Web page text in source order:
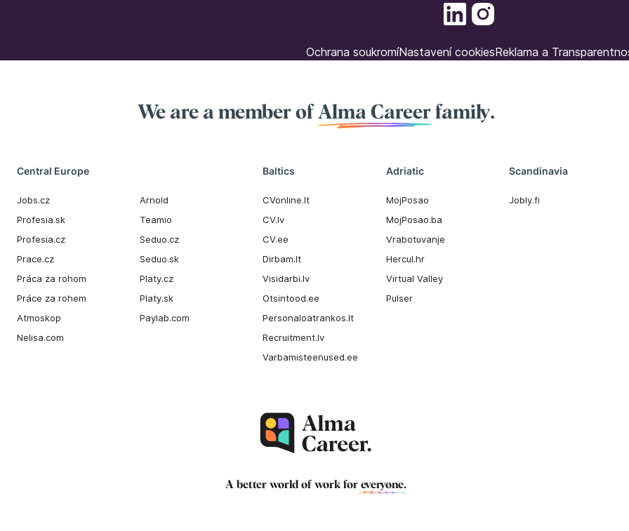
Ochrana soukromíNastavení cookiesReklama a
We are a member of Alma Careerfamily.
Central Europe
Jobs.cz
Profesia.sk
Profesia.cz
Prace.cz
Práca za rohom
Práce za rohem
Atmoskop
Nelisa.com
Arnold
Teamio
Seduo.cz
Seduo.sk
Platy.cz
Platy.sk
Paylab.com
Baltics
CVonline.lt
CV.lv
CV.ee
Dirbam.It
Visidarbi.lv
Otsintood.ee
Personaloatrankos.lt
Recruitment.lv
Varbamisteenused.ee
Adriatic
MojPosao
MojPosao.ba
Vrabotuvanje
Hercul.hr
Virtual Valley
Pulser
Scandinavia
Jobly.fi
A better world of work for everyone.